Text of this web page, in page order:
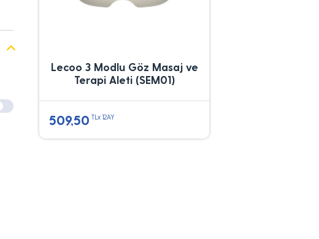
Lecoo 3 Modlu Göz Masaj ve
Terapi Aleti (SEM01)
509,50 TLx 12AY